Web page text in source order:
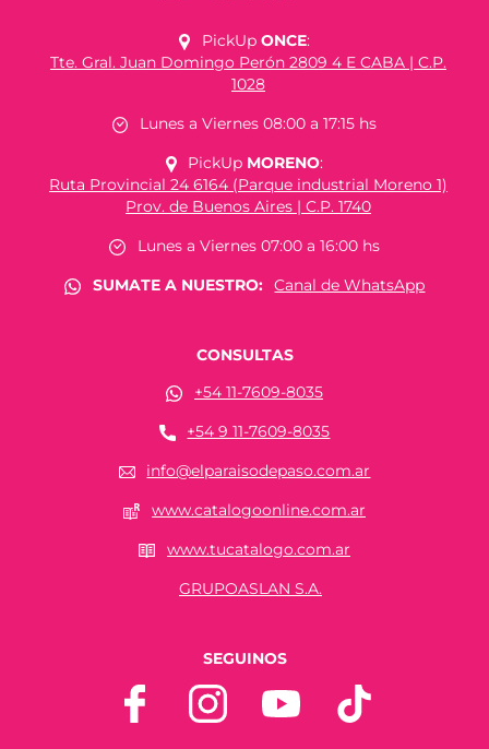
PickUp ONCE:
Tte. Gral. Juan Domingo Perón 2809 4 E CABA | C.P.
1028
Lunes a Viernes 08:00 a 17:15 hs
PickUp MORENO:
Ruta Provincial 24 6164 (Parque industrial Moreno 1)
Prov. de Buenos Aires | C.P. 1740
Lunes a Viernes 07:00 a 16:00 hs
SUMATE A NUESTRO:
Canal de WhatsApp
CONSULTAS
+54 11-7609-8035
+54 9 11-7609-8035
info@elparaisodepaso.com.ar
www.catalogoonline.com.ar
www.tucatalogo.com.ar
GRUPOASLAN S.A.
SEGUINOS